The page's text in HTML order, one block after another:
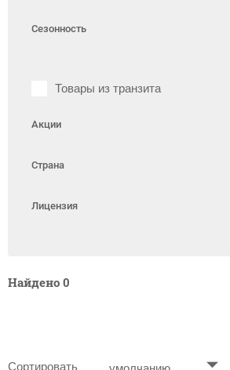
Сезонность
Товары из транзита
Акции
Страна
Лицензия
Найдено 0
Сортировать